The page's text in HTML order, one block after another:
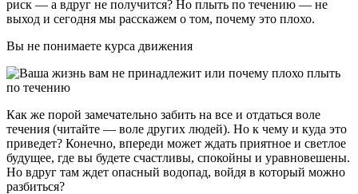
риск — а вдруг не получится? Но плыть по течению — не
выход и сегодня мы расскажем о том, почему это плохо.
Вы не понимаете курса движения
Как же порой замечательно забить на все и отдаться воле
течения (читайте — воле других людей). Но к чему и куда это
приведет? Конечно, впереди может ждать приятное и светлое
будущее, где вы будете счастливы, спокойны и уравновешены.
Но вдруг там ждет опасный водопад, войдя в который можно
разбиться?